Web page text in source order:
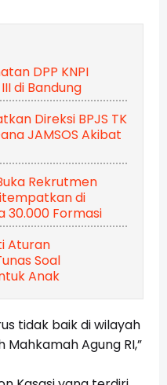
DPP KNPI
di Bandung
Direksi BPJS TK
JAMSOS Akibat
Rekrutmen
di
30.000 Formasi
Aturan
Soal
Anak
tidak baik di wilayah
Mahkamah Agung RI,”